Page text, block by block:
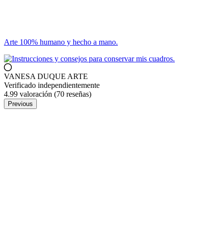
Arte 100% humano y hecho a mano.
VANESA DUQUE ARTE
Verificado independientemente
4.99 valoración (70 reseñas)
Previous